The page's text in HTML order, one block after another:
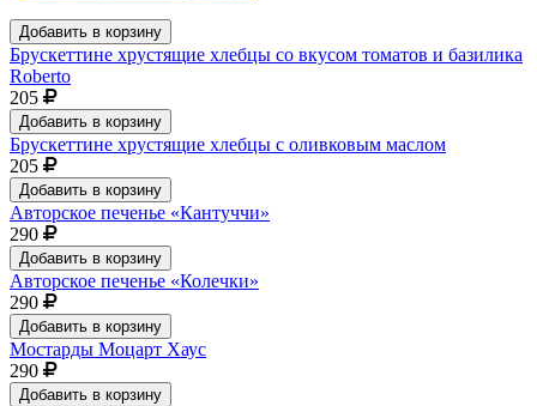
Добавить в корзину
Брускеттине хрустящие хлебцы со вкусом томатов и базилика
Roberto
205
Добавить в корзину
Брускеттине хрустящие хлебцы с оливковым маслом
205
Добавить в корзину
Авторское печенье «Кантуччи»
290
Добавить в корзину
Авторское печенье «Колечки»
290
Добавить в корзину
Мостарды Моцарт Хаус
290
Добавить в корзину